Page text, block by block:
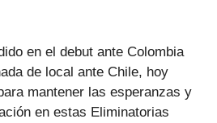
en el debut ante Colombia
de local ante Chile, hoy
mantener las esperanzas y
en estas Eliminatorias